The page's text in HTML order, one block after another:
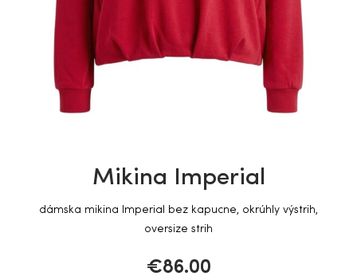
Mikina Imperial
dámska mikina Imperial bez kapucne, okrúhly výstrih,
oversize strih
€86.00